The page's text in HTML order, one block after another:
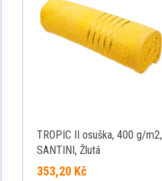
TROPIC II osuška, 400 g/m2,
SANTINI, Žlutá
353,20 Kč